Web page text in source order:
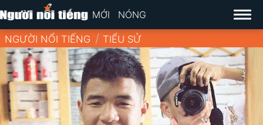
MỚI NÓNG
NGƯỜI NỔI TIẾNG TIỂU SỬ